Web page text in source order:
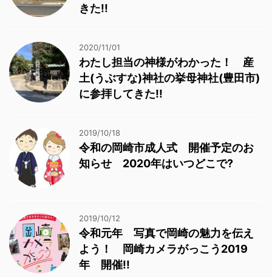
きた!!
2020/11/01
わたし担当の神様がわかった！ 産
土(うぶすな)神社の挙母神社(豊田市)
に参拝してきた!!
2019/10/18
令和の岡崎市成人式 開催予定のお
知らせ 2020年はいつどこで?
2019/10/12
令和元年 写真で岡崎の魅力を伝え
よう！ 岡崎カメラがっこう2019
年 開催!!